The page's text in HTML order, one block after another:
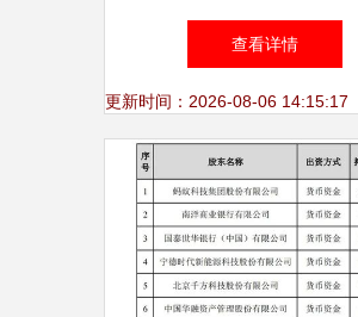
企业家”
查看详情
更新时间：2026-08-06 14:15:17